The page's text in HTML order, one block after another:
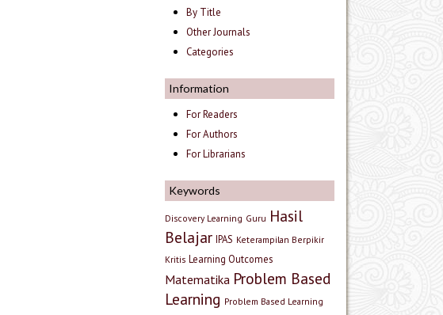
By Title
Other Journals
Categories
Information
For Readers
For Authors
For Librarians
Keywords
Discovery Learning Guru Hasil
Belajar IPAS Keterampilan Berpikir
Kritis Learning Outcomes
Matematika Problem Based
Learning Problem Based Learning